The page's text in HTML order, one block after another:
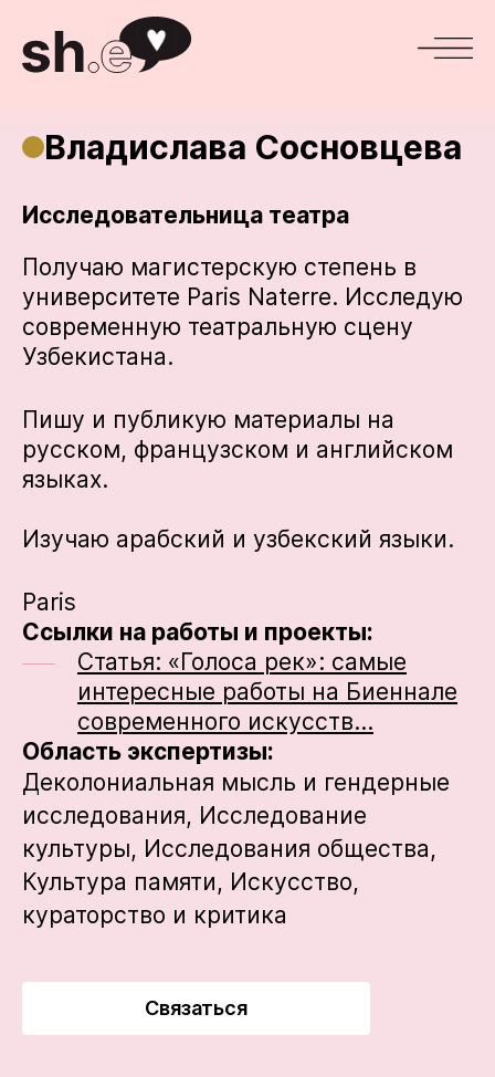
Владислава Сосновцева
Исследовательница театра
Получаю магистерскую степень в
университете Paris Naterre. Исследую
современную театральную сцену
Узбекистана.
Пишу и публикую материалы на
русском, французском и английском
языках.
Изучаю арабский и узбекский языки.
Paris
Ссылки на работы и проекты:
Статья: «Голоса рек»: самые
интересные работы на Биеннале
современного искусств…
Область экспертизы:
Деколониальная мысль и гендерные
исследования, Исследование
культуры, Исследования общества,
Культура памяти, Искусство,
кураторство и критика
Связаться